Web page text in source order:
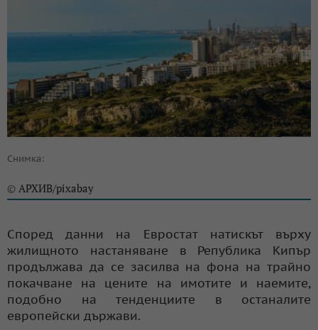
Снимка:
© АРХИВ/pixabay
Според данни на Евростат натискът върху
жилищното настаняване в Република Кипър
продължава да се засилва на фона на трайно
покачване на цените на имотите и наемите,
подобно на тенденциите в останалите
европейски държави.